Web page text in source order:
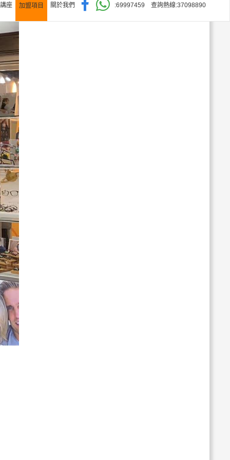
座 加盟項目 關於我們 : 6999 7459 查詢熱線: 3709 8890